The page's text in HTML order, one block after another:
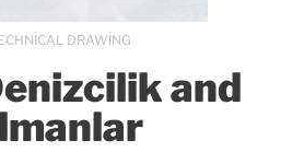
and
DRAWING